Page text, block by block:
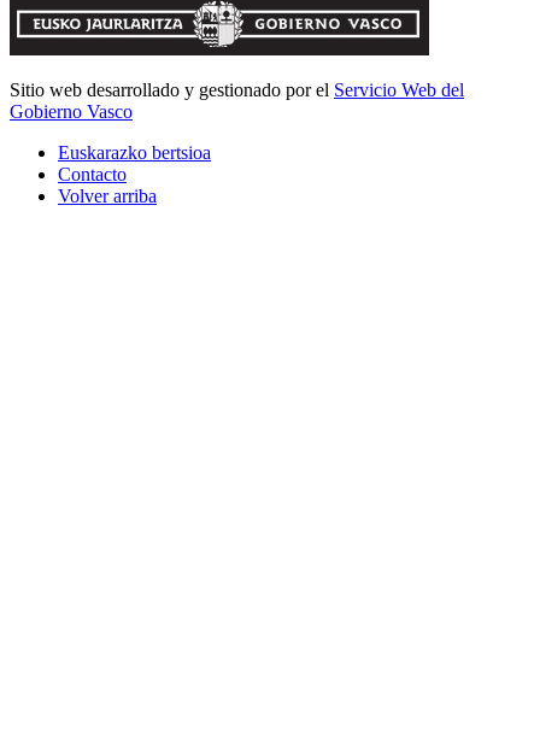
Sitio web desarrollado y gestionado por el Servicio Web del
Gobierno Vasco
Euskarazko bertsioa
Contacto
Volver arriba